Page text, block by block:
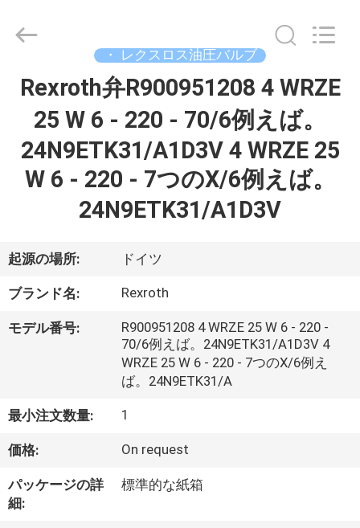
家
製
達
に
つ
工
場
旅
2019
Electronic
・ レクスロス油圧バルブ
Rexroth弁R900951208 4 WRZE
25 W 6 - 220 - 70/6例えば。
24N9ETK31/A1D3V 4 WRZE 25
W 6 - 220 - 7つのX/6例えば。
24N9ETK31/A1D3V
起源の場所: ドイツ
ブランド名: Rexroth
モデル番号:
R900951208 4 WRZE 25 W 6 - 220 -
70/6例えば。24N9ETK31/A1D3V 4
WRZE 25 W 6 - 220 - 7つのX/6例え
ば。24N9ETK31/A
最小注文数量: 1
価格: On request
パッケージの詳
細:
標準的な紙箱